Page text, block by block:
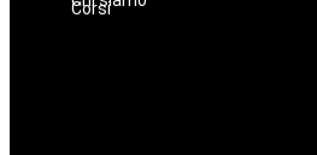
Corsi